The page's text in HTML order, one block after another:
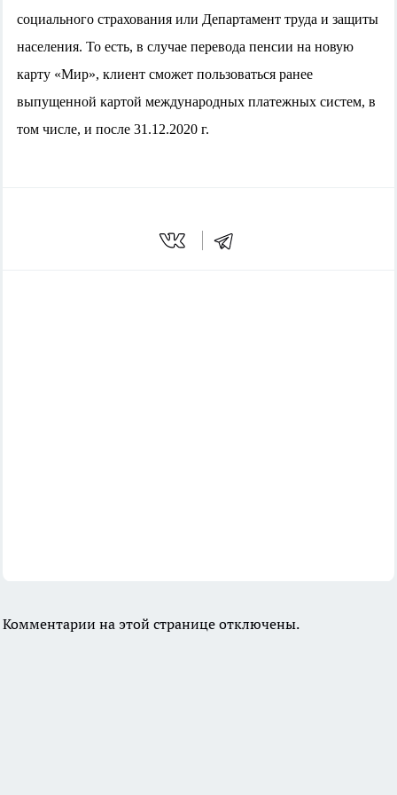
социального страхования или Департамент труда и защиты
населения. То есть, в случае перевода пенсии на новую
карту «Мир», клиент сможет пользоваться ранее
выпущенной картой международных платежных систем, в
том числе, и после 31.12.2020 г.
Комментарии на этой странице отключены.